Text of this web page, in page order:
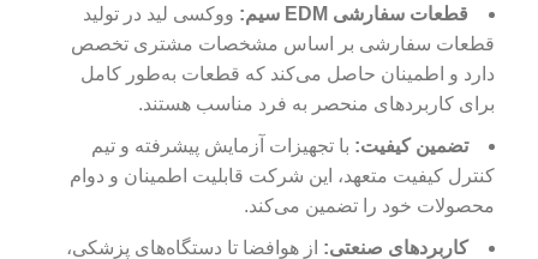
قطعات سفارشی EDM سیم:
ووکسی لید در تولید
قطعات سفارشی بر اساس مشخصات مشتری تخصص
دارد و اطمینان حاصل می‌کند که قطعات به‌طور کامل
برای کاربردهای منحصر به فرد مناسب هستند.
تضمین کیفیت: با تجهیزات آزمایش پیشرفته و تیم
کنترل کیفیت متعهد، این شرکت قابلیت اطمینان و دوام
محصولات خود را تضمین می‌کند.
کاربردهای صنعتی: از هوافضا تا دستگاه‌های پزشکی،